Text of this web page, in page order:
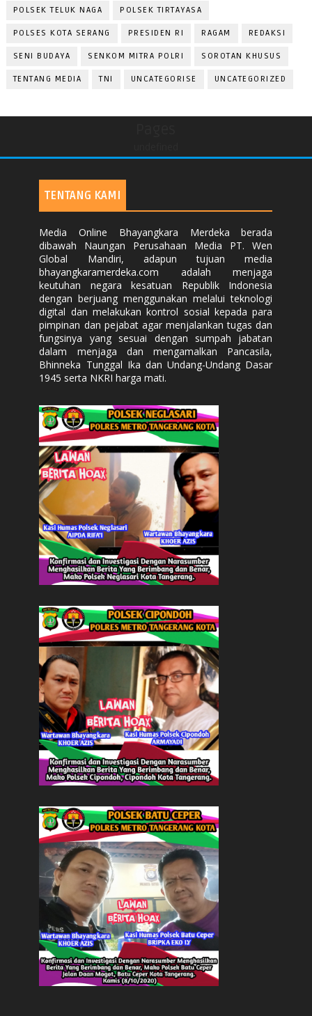
POLSEK TELUK NAGA POLSEK TIRTAYASA
POLSES KOTA SERANG PRESIDEN RI RAGAM REDAKSI
SENI BUDAYA SENKOM MITRA POLRI SOROTAN KHUSUS
TENTANG MEDIA TNI UNCATEGORISE UNCATEGORIZED
TENTANG KAMI
Media Online Bhayangkara Merdeka berada
dibawah Naungan Perusahaan Media PT. Wen
Global Mandiri, adapun tujuan media
bhayangkaramerdeka.com adalah menjaga
keutuhan negara kesatuan Republik Indonesia
dengan berjuang menggunakan melalui teknologi
digital dan melakukan kontrol sosial kepada para
pimpinan dan pejabat agar menjalankan tugas dan
fungsinya yang sesuai dengan sumpah jabatan
dalam menjaga dan mengamalkan Pancasila,
Bhinneka Tunggal Ika dan Undang-Undang Dasar
1945 serta NKRI harga mati.